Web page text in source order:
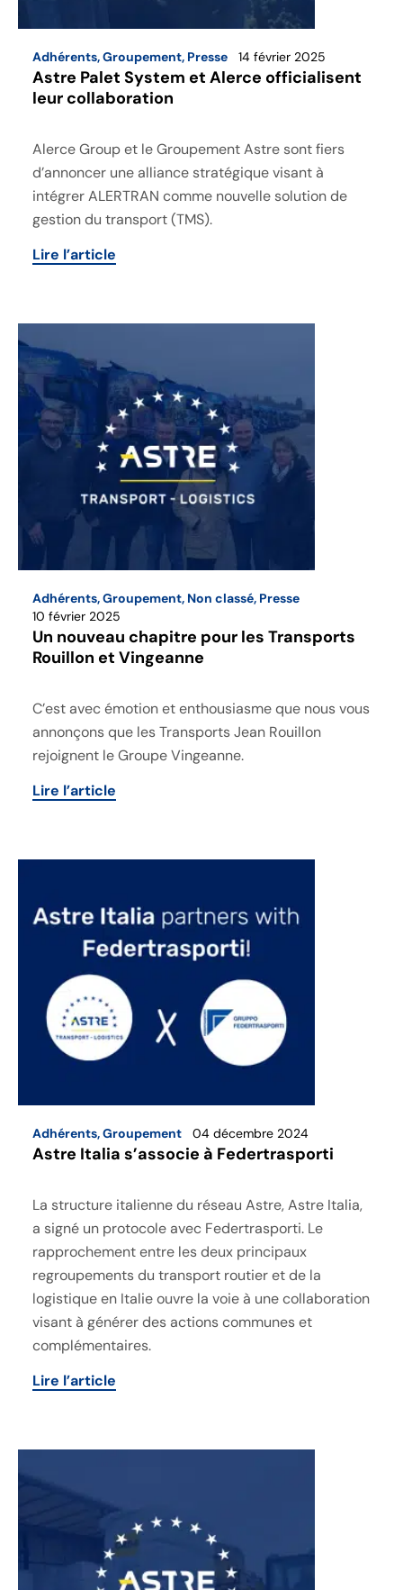
Adhérents,Groupement, Presse 14 février 2025
Astre Palet System et Alerce officialisent
leur collaboration
Alerce Group et le Groupement Astre sont fiers
d’annoncer une alliance stratégique visant à
intégrer ALERTRAN comme nouvelle solution de
gestion du transport (TMS).
Lire l’article
Adhérents,Groupement, Non classé, Presse
10 février 2025
Un nouveau chapitre pour les Transports
Rouillon et Vingeanne
C’est avec émotion et enthousiasme que nous vous
annonçons que les Transports Jean Rouillon
rejoignent le Groupe Vingeanne.
Lire l’article
Adhérents,Groupement 04 décembre 2024
Astre Italia s’associe à Federtrasporti
La structure italienne du réseau Astre, Astre Italia,
a signé un protocole avec Federtrasporti. Le
rapprochement entre les deux principaux
regroupements du transport routier et de la
logistique en Italie ouvre la voie à une collaboration
visant à générer des actions communes et
complémentaires.
Lire l’article